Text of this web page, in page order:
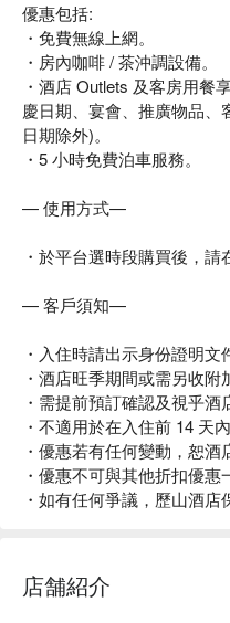
優惠包括:
・免費無線上網。
・房內咖啡 / 茶沖調設備。
・酒店 Outlets 及客房用餐
慶日期、宴會、推廣物品
日期除外)。
・5 小時免費泊車服務。
— 使用方式—
・於平台選時段購買後，請
— 客戶須知—
・入住時請出示身份證明文
・酒店旺季期間或需另收附
・需提前預訂確認及視乎酒
・不適用於在入住前 14 天
・優惠若有任何變動，恕酒
・優惠不可與其他折扣優惠
・如有任何爭議，歷山酒店
店舗紹介